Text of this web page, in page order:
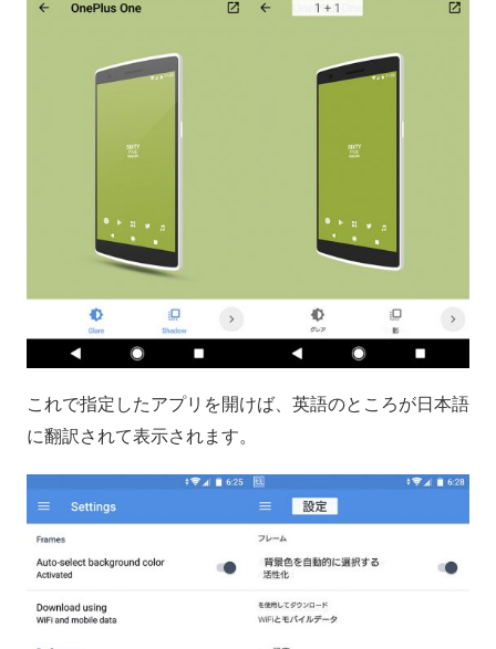
これで指定したアプリを開けば、英語のところが日本語
に翻訳されて表示されます。